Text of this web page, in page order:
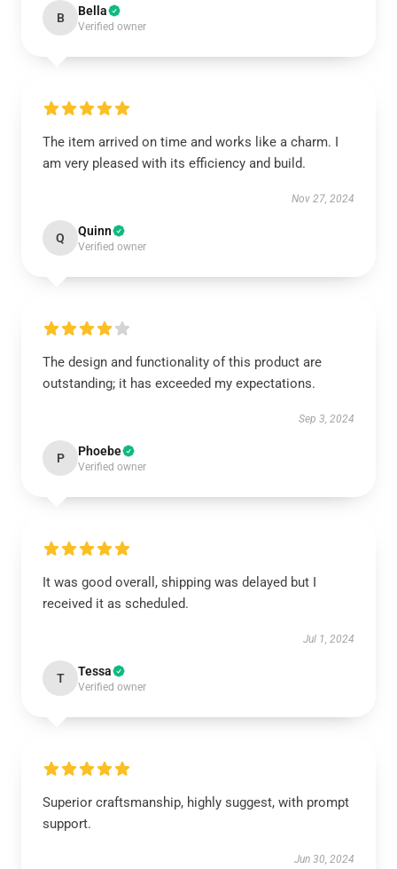
B Bella
Verified owner
The item arrived on time and works like a charm. I
am very pleased with its efficiency and build.
Nov 27, 2024
Q Quinn
Verified owner
The design and functionality of this product are
outstanding; it has exceeded my expectations.
Sep 3, 2024
P Phoebe
Verified owner
It was good overall, shipping was delayed but I
received it as scheduled.
Jul 1, 2024
T Tessa
Verified owner
Superior craftsmanship, highly suggest, with prompt
support.
Jun 30, 2024